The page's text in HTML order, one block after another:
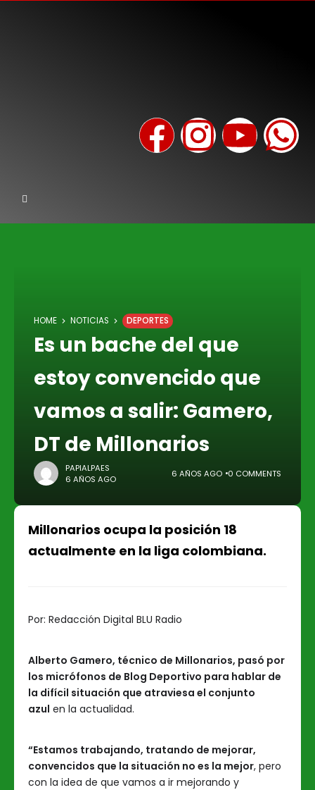
HOME NOTICIAS DEPORTES
Es un bache del que
estoy convencido que
vamos a salir: Gamero,
DT de Millonarios
PAPIALPAES
6 AÑOS AGO
6 AÑOS AGO 0 COMMENTS
Millonarios ocupa la posición 18
actualmente en la liga colombiana.
Por: Redacción Digital BLU Radio
Alberto Gamero, técnico de Millonarios, pasó por
los micrófonos de Blog Deportivo para hablar de
la difícil situación que atraviesa el conjunto
azul en la actualidad.
“Estamos trabajando, tratando de mejorar,
convencidos que la situación no es la mejor, pero
con la idea de que vamos a ir mejorando y